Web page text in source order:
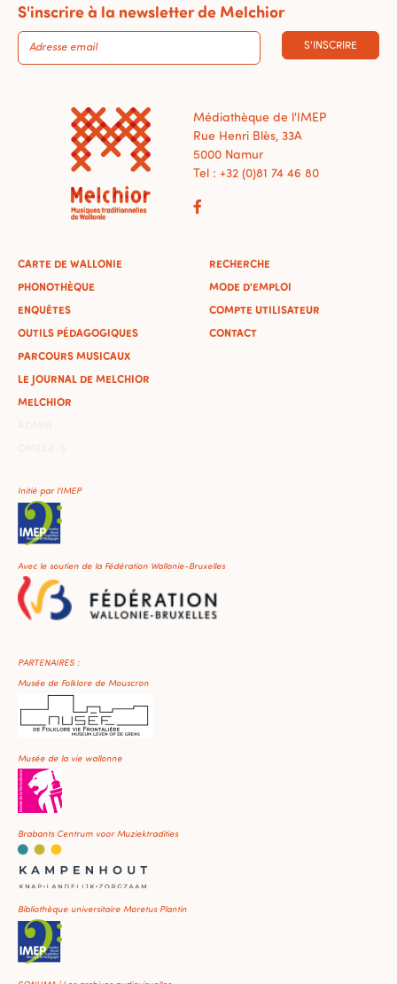
S'inscrire à la newsletter de Melchior
S'INSCRIRE
Médiathèque de l'IMEP
Rue Henri Blès, 33A
5000 Namur
Tel : +32 (0)81 74 46 80
CARTE DE WALLONIE
PHONOTHÈQUE
ENQUÊTES
OUTILS PÉDAGOGIQUES
PARCOURS MUSICAUX
LE JOURNAL DE MELCHIOR
MELCHIOR
RECHERCHE
MODE D'EMPLOI
COMPTE UTILISATEUR
CONTACT
Initié par l'IMEP
Avec le soutien de la Fédération Wallonie-Bruxelles
PARTENAIRES :
Musée de Folklore de Mouscron
Musée de la vie wallonne
Brabants Centrum voor Muziektradities
Bibliothèque universitaire Moretus Plantin